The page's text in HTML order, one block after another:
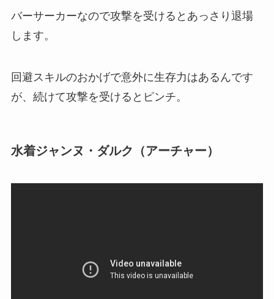
バーサーカーなので攻撃を受けるとあっさり退場
します。
回避スキルのおかげで意外に生存力はあるんです
が、続けて攻撃を受けるとピンチ。
水着ジャンヌ・ダルク（アーチャー）